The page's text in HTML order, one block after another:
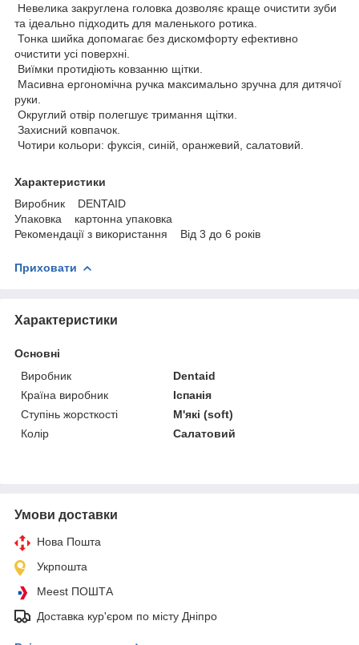
Невелика закруглена головка дозволяє краще очистити зуби
та ідеально підходить для маленького ротика.
Тонка шийка допомагає без дискомфорту ефективно
очистити усі поверхні.
Виїмки протидіють ковзанню щітки.
Масивна ергономічна ручка максимально зручна для дитячої
руки.
Округлий отвір полегшує тримання щітки.
Захисний ковпачок.
Чотири кольори: фуксія, синій, оранжевий, салатовий.
Характеристики
Виробник DENTAID
Упаковка картонна упаковка
Рекомендації з використання Від 3 до 6 років
Приховати
Характеристики
Основні
Виробник
Dentaid
Країна виробник
Іспанія
Ступінь жорсткості
М'які (soft)
Колір
Салатовий
Умови доставки
Нова Пошта
Укрпошта
Meest ПОШТА
Доставка кур'єром по місту Дніпро